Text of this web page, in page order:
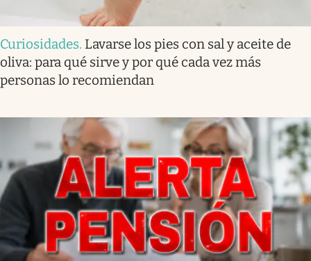
Curiosidades. Lavarse los pies con sal y aceite de
oliva: para qué sirve y por qué cada vez más
personas lo recomiendan